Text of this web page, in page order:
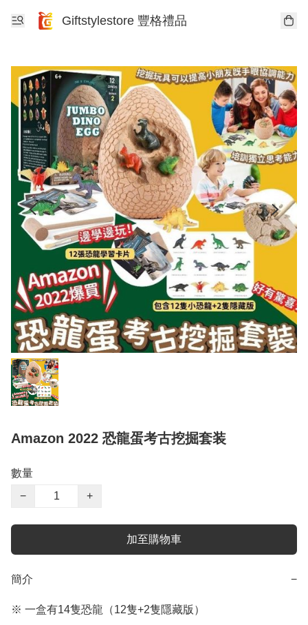
Giftstylestore 豐格禮品
Amazon 2022 恐龍蛋考古挖掘套装
數量
−
+
加至購物車
簡介 −
※ 一盒有14隻恐龍（12隻+2隻隱藏版）